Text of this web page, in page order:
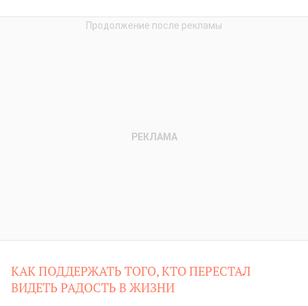
КАК ПОДДЕРЖАТЬ ТОГО, КТО ПЕРЕСТАЛ
ВИДЕТЬ РАДОСТЬ В ЖИЗНИ